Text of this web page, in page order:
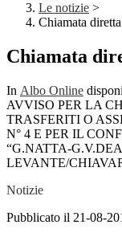
Le notizie >
Chiamata
Chiamata
In Albo Online
AVVISO PER LA
TRASFERITI O
N° 4 E PER IL
“G.NATTA-
LEVANTE/
Notizie
Pubblicato il 21-08-